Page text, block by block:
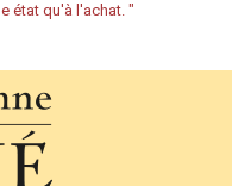
état qu'à l'achat."